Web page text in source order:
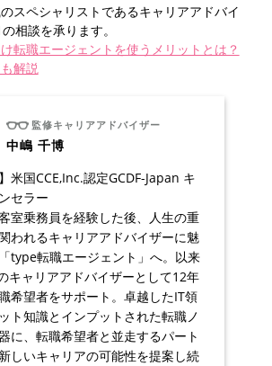
スペシャリストであるキャリアアドバイ
相談を承ります。
転職エージェントを使うメリットとは？
解説
監修キャリアアドバイザー
中嶋 千博
米国CCE,Inc.認定GCDF-Japan キ
セラー
室乗務員を経験した後、人生の重
われるキャリアアドバイザーに魅
type転職エージェント」へ。以来
キャリアアドバイザーとして12年
希望者をサポート。卓越したIT領
ト知識とインプットされた転職ノ
に、転職希望者と並走するパート
しいキャリアの可能性を提案し続